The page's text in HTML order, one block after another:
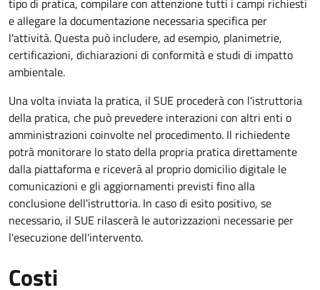
e allegare la documentazione necessaria specifica per
l'attività. Questa può includere, ad esempio, planimetrie,
certificazioni, dichiarazioni di conformità e studi di impatto
ambientale.
Una volta inviata la pratica, il SUE procederà con l'istruttoria
della pratica, che può prevedere interazioni con altri enti o
amministrazioni coinvolte nel procedimento. Il richiedente
potrà monitorare lo stato della propria pratica direttamente
dalla piattaforma e riceverà al proprio domicilio digitale le
comunicazioni e gli aggiornamenti previsti fino alla
conclusione dell'istruttoria. In caso di esito positivo, se
necessario, il SUE rilascerà le autorizzazioni necessarie per
l'esecuzione dell'intervento.
Costi